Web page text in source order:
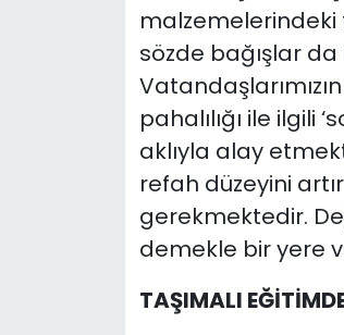
malzemelerindeki
sözde bağışlar da
pahalılığı ile ilgili
aklıyla alay
refah düzeyini
gerekmektedir.
demekle bir yere
TAŞIMALI